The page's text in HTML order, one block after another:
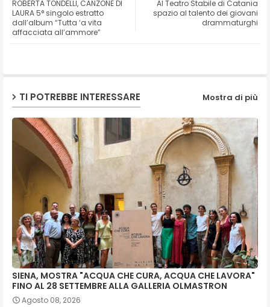
ats
Al Teatro Stabile di Catania
spazio al talento dei giovani
drammaturghi
ROBERTA TONDELLI, CANZONE DI
LAURA 5° singolo estratto
dall’album “Tutta ‘a vita
affacciata all’ammore”
TI POTREBBE INTERESSARE Mostra di più
SIENA, MOSTRA "ACQUA CHE CURA, ACQUA CHE LAVORA"
FINO AL 28 SETTEMBRE ALLA GALLERIA OLMASTRON
Agosto 08, 2026